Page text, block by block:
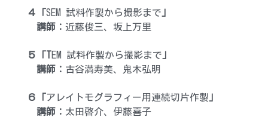
４「SEM 試料作製から撮影まで
講師：近藤俊三、坂上万里
５「TEM 試料作製から撮影まで
講師： 古谷満寿美、鬼木弘明
６「 アレイトモグラフィー用連続切片作製
講師： 太田啓介、伊藤喜子